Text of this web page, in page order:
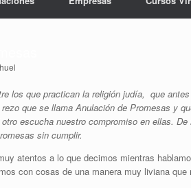
los que practican la religión judía, que
que se llama Anulación de Promesas y
escucha nuestro compromiso en ellas.
sin cumplir.
atentos a lo que decimos mientras
con cosas de una manera muy liviana